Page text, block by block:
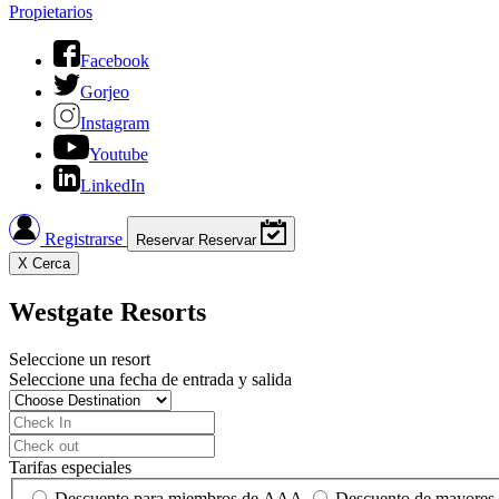
Propietarios
Facebook
Gorjeo
Instagram
Youtube
LinkedIn
Registrarse Reservar Reservar
X Cerca
Westgate Resorts
Seleccione un resort
Seleccione una fecha de entrada y salida
Tarifas especiales